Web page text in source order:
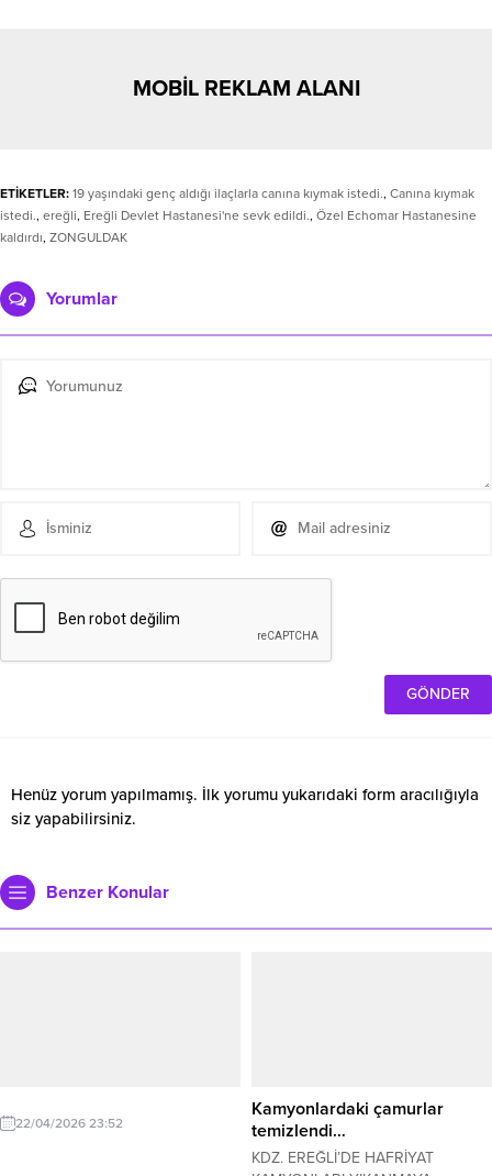
MOBİL REKLAM ALANI
ETİKETLER: 19 yaşındaki genç aldığı ilaçlarla canına kıymak istedi., Canına kıymak
istedi., ereğli, Ereğli Devlet Hastanesi'ne sevk edildi., Özel Echomar Hastanesine
kaldırdı, ZONGULDAK
Yorumlar
Henüz yorum yapılmamış. İlk yorumu yukarıdaki form aracılığıyla
siz yapabilirsiniz.
Benzer Konular
22/04/2026 23:52
Kamyonlardaki çamurlar
temizlendi…
KDZ. EREĞLİ’DE HAFRİYAT